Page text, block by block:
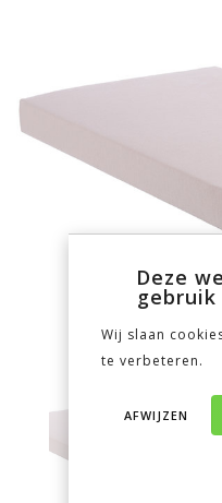
Deze
gebruik
Wij slaan
te verbeteren.
AFWIJZEN